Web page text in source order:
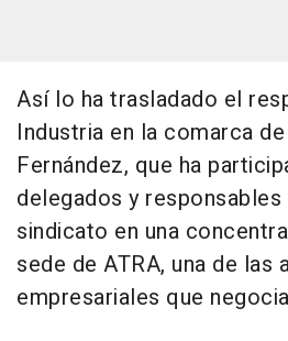
Así lo ha trasladado el
Industria en la comarca
Fernández, que ha
delegados y
sindicato en una
sede de ATRA, una de las
empresariales que